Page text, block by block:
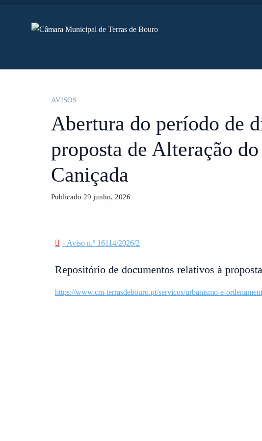
AVISOS
Abertura do período de
proposta de Alteração
Caniçada
Publicado 29 junho, 2026
- Aviso n.º 16114/2026/2
Repositório de documentos relativos à
https://www.cm-terrasdebouro.pt/servicos/urbanismo-e-